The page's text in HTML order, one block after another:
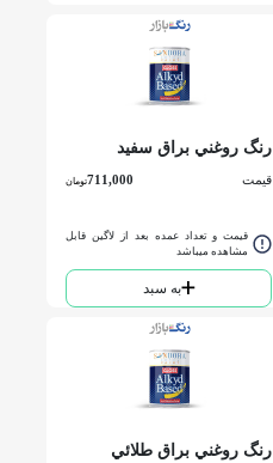
رنگ روغني براق سفيد
قیمت 711,000تومان
قیمت و تعداد عمده بعد از لاگین قابل
مشاهده میباشد
به سبد
رنگ روغني براق طلائي